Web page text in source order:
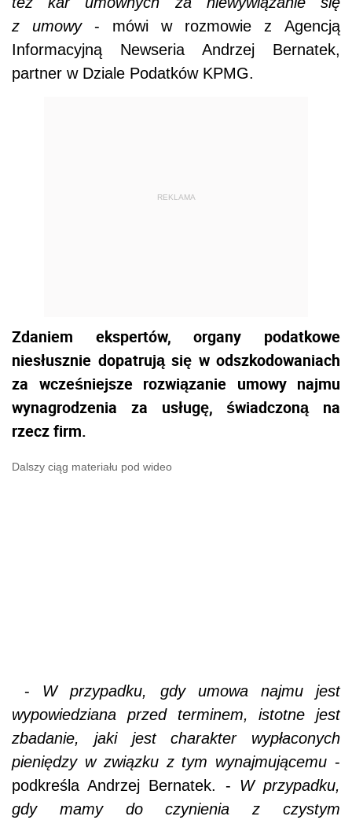
z umowy- mówi w rozmowie z Agencją
Informacyjną Newseria Andrzej Bernatek,
partner w Dziale Podatków KPMG.
REKLAMA
Zdaniem ekspertów, organy podatkowe
niesłusznie dopatrują się w odszkodowaniach
za wcześniejsze rozwiązanie umowy najmu
wynagrodzenia za usługę, świadczoną na
rzecz firm.
Dalszy ciąg materiału pod wideo
- W przypadku, gdy umowa najmu jest
wypowiedziana przed terminem, istotne jest
zbadanie, jaki jest charakter wypłaconych
pieniędzy w związku z tym wynajmującemu -
podkreśla Andrzej Bernatek. - W przypadku,
gdy mamy do czynienia z czystym